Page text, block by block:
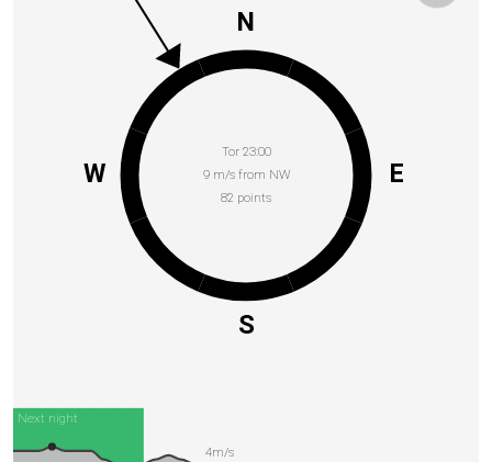
Tor 23:00
9 m/s from NW
82 points
N
E
S
W
Next night
4m/s